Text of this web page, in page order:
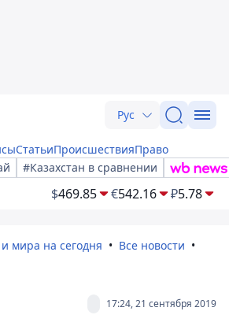
Рус
СтатьиПроисшествияПраво
#Казахстан в сравнении
$469.85 €542.16 ₽5.78
мира на сегодня
Все новости
17:24, 21 сентября 2019